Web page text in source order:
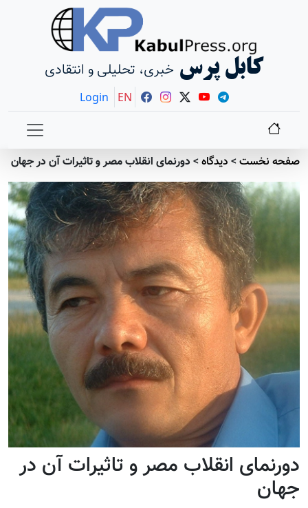
کابل پرس خبری، تحلیلی و انتقادی
Login EN
صفحه نخست> دیدگاه> دورنمای انقلاب مصر و تاثیرات آن در جهان
دورنمای انقلاب مصر و تاثیرات آن در
جهان